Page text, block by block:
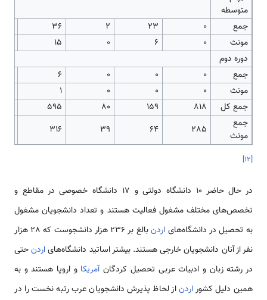
متوسطه
جمع
0
23
2
36
مونث
0
6
0
15
دوره دوم
جمع
0
0
0
6
مونث
0
0
0
1
جمع کل
818
159
80
595
جمع
مونث
285
64
39
316
[۱۲]
در حال حاضر 10 دانشگاه دولتی و 17 دانشگاه خصوصی در مقاطع و
تخصص‌های مختلف مشغول فعالیت هستند و تعداد دانشجویان مشغول
به تحصیل در دانشگاه‌های اردن
بالغ بر 236 هزار دانشجوست که 28 هزار
نفر از آنان دانشجویان خارجی هستند. بیشتر اساتید دانشگاه‌هایاردنحتی
در رشته زبان و ادبیات عربی تحصیل کردگانآمریکا و اروپا هستند و به
همین دلیل کشوراردناز لحاظ پذیرش دانشجویان عرب رتبه نخست را در